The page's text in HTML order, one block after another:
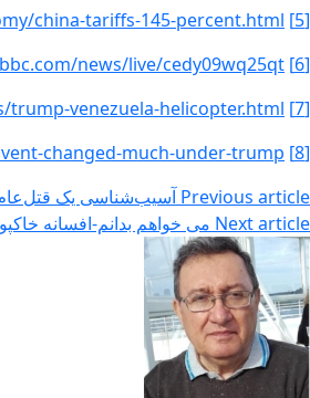
[5]
china-tariffs-145-percent.html
[6]
news/live/cedy09wq25qt
[7]
venezuela-helicopter.html
[8]
changed-much-under-trump/
Previous article آسیب‌شناسی یک قتل‌عام
Next article می خواهم بدانم-افسانه